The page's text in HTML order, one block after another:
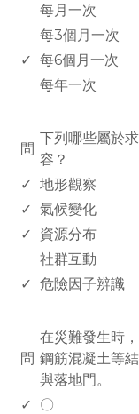
每月一次
每3個月一次
✓ 每6個月一次
每年一次
問
下列哪些屬於
容？
✓ 地形觀察
✓ 氣候變化
✓
資源分布
社群互動
✓ 危險因子辨識
問
在災難發生時
鋼筋混凝土等
與落地門。
✓
〇